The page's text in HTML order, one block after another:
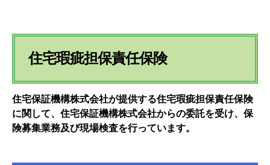
住宅瑕疵担保責任保険
住宅保証機構株式会社が提供する住宅瑕疵担保責任保険
に関して、住宅保証機構株式会社からの委託を受け、保
険募集業務及び現場検査を行っています。